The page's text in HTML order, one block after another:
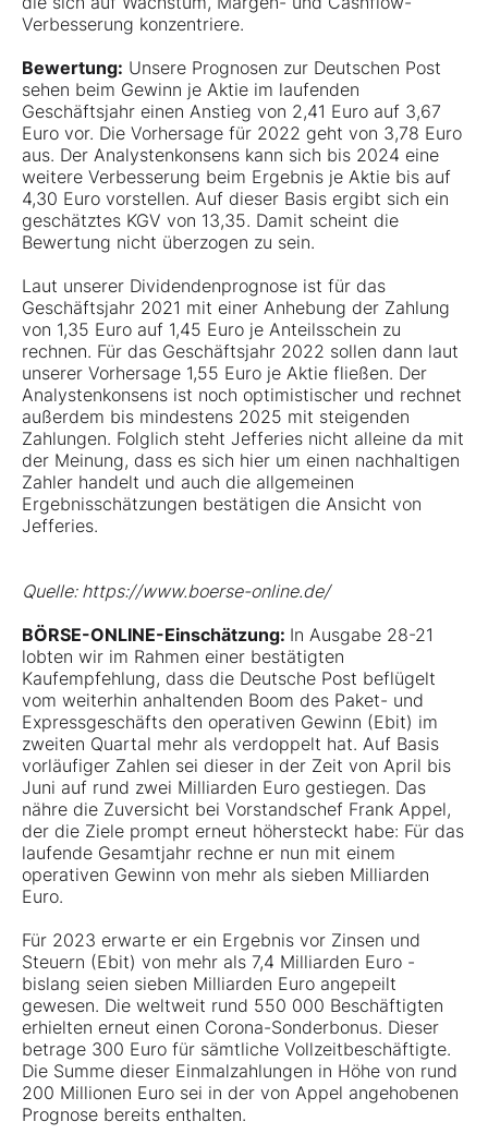
Verbesserung konzentriere.
Bewertung: Unsere Prognosen zur Deutschen Post
sehen beim Gewinn je Aktie im laufenden
Geschäftsjahr einen Anstieg von 2,41 Euro auf 3,67
Euro vor. Die Vorhersage für 2022 geht von 3,78 Euro
aus. Der Analystenkonsens kann sich bis 2024 eine
weitere Verbesserung beim Ergebnis je Aktie bis auf
4,30 Euro vorstellen. Auf dieser Basis ergibt sich ein
geschätztes KGV von 13,35. Damit scheint die
Bewertung nicht überzogen zu sein.
Laut unserer Dividendenprognose ist für das
Geschäftsjahr 2021 mit einer Anhebung der Zahlung
von 1,35 Euro auf 1,45 Euro je Anteilsschein zu
rechnen. Für das Geschäftsjahr 2022 sollen dann laut
unserer Vorhersage 1,55 Euro je Aktie fließen. Der
Analystenkonsens ist noch optimistischer und rechnet
außerdem bis mindestens 2025 mit steigenden
Zahlungen. Folglich steht Jefferies nicht alleine da mit
der Meinung, dass es sich hier um einen nachhaltigen
Zahler handelt und auch die allgemeinen
Ergebnisschätzungen bestätigen die Ansicht von
Jefferies.
Quelle: https://www.boerse-online.de/
BÖRSE-ONLINE-Einschätzung: In Ausgabe 28-21
lobten wir im Rahmen einer bestätigten
Kaufempfehlung, dass die Deutsche Post beflügelt
vom weiterhin anhaltenden Boom des Paket- und
Expressgeschäfts den operativen Gewinn (Ebit) im
zweiten Quartal mehr als verdoppelt hat. Auf Basis
vorläufiger Zahlen sei dieser in der Zeit von April bis
Juni auf rund zwei Milliarden Euro gestiegen. Das
nähre die Zuversicht bei Vorstandschef Frank Appel,
der die Ziele prompt erneut höhersteckt habe: Für das
laufende Gesamtjahr rechne er nun mit einem
operativen Gewinn von mehr als sieben Milliarden
Euro.
Für 2023 erwarte er ein Ergebnis vor Zinsen und
Steuern (Ebit) von mehr als 7,4 Milliarden Euro -
bislang seien sieben Milliarden Euro angepeilt
gewesen. Die weltweit rund 550 000 Beschäftigten
erhielten erneut einen Corona-Sonderbonus. Dieser
betrage 300 Euro für sämtliche Vollzeitbeschäftigte.
Die Summe dieser Einmalzahlungen in Höhe von rund
200 Millionen Euro sei in der von Appel angehobenen
Prognose bereits enthalten.